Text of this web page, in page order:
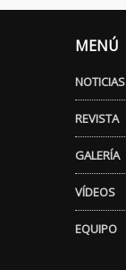
MENÚ
NOTICIAS
REVISTA
GALERÍA
VÍDEOS
EQUIPO